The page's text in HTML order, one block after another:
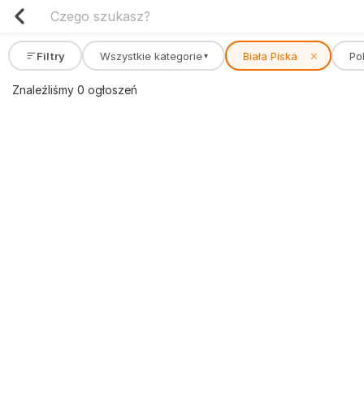
Filtry Wszystkie kategorie ▾ Biała Piska ✕
Znaleźliśmy 0 ogłoszeń